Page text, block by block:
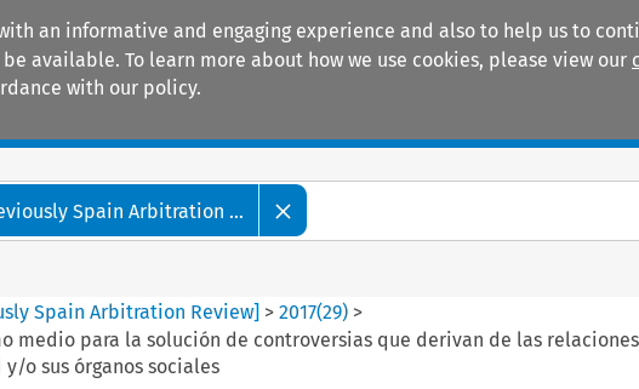
an informative and engaging experience and also to help us to
available. To learn more about how we use cookies, please view our
with our policy.
Spain Arbitration ...
Spain Arbitration Review] >2017(29) >
medio para la solución de controversias que derivan de las
o sus órganos sociales